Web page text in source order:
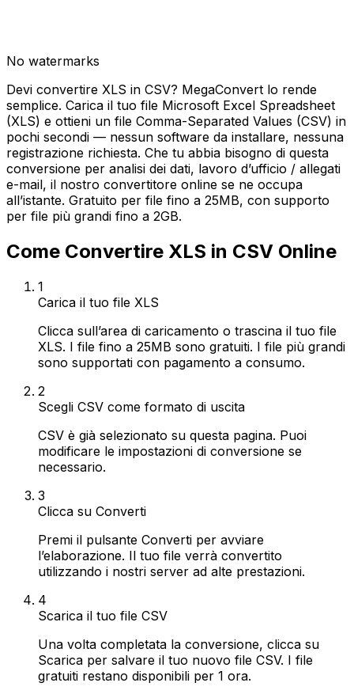
No watermarks
Devi convertire XLS in CSV? MegaConvert lo rende
semplice. Carica il tuo file Microsoft Excel Spreadsheet
(XLS) e ottieni un file Comma-Separated Values (CSV) in
pochi secondi — nessun software da installare, nessuna
registrazione richiesta. Che tu abbia bisogno di questa
conversione per analisi dei dati, lavoro d’ufficio / allegati
e-mail, il nostro convertitore online se ne occupa
all’istante. Gratuito per file fino a 25MB, con supporto
per file più grandi fino a 2GB.
Come Convertire XLS in CSV Online
1
Carica il tuo file XLS
Clicca sull’area di caricamento o trascina il tuo file
XLS. I file fino a 25MB sono gratuiti. I file più grandi
sono supportati con pagamento a consumo.
2
Scegli CSV come formato di uscita
CSV è già selezionato su questa pagina. Puoi
modificare le impostazioni di conversione se
necessario.
3
Clicca su Converti
Premi il pulsante Converti per avviare
l’elaborazione. Il tuo file verrà convertito
utilizzando i nostri server ad alte prestazioni.
4
Scarica il tuo file CSV
Una volta completata la conversione, clicca su
Scarica per salvare il tuo nuovo file CSV. I file
gratuiti restano disponibili per 1 ora.